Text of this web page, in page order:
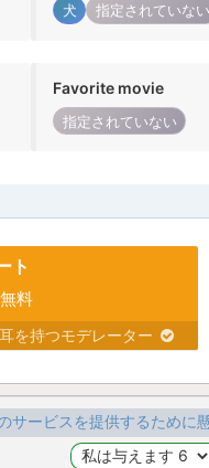
犬 指定されていない
Favorite movie
指定されていない
ト
料
を持つモデレーター
サービスを提供するために